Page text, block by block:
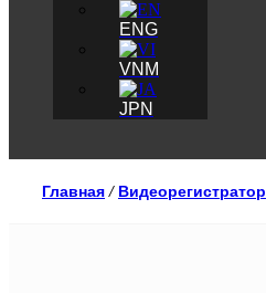
ENG
VNM
JPN
Главная / Видеорегистратор